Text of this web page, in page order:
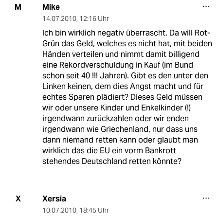
M Mike
14.07.2010, 12:16 Uhr
Ich bin wirklich negativ überrascht. Da will Rot-
Grün das Geld, welches es nicht hat, mit beiden
Händen verteilen und nimmt damit billigend
eine Rekordverschuldung in Kauf (im Bund
schon seit 40 !!! Jahren). Gibt es den unter den
Linken keinen, dem dies Angst macht und für
echtes Sparen plädiert? Dieses Geld müssen
wir oder unsere Kinder und Enkelkinder (!)
irgendwann zurückzahlen oder wir enden
irgendwann wie Griechenland, nur dass uns
dann niemand retten kann oder glaubt man
wirklich das die EU ein vorm Bankrott
stehendes Deutschland retten könnte?
X Xersia
10.07.2010, 18:45 Uhr